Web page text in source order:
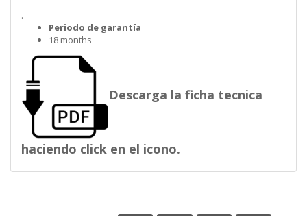
.
Periodo de garantía
18 months
Descarga la ficha tecnica
haciendo click en el icono.